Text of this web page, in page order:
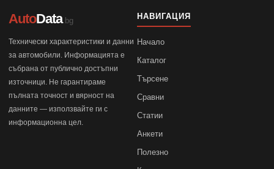
AutoData.bg
Технически характеристики и данни
за автомобили. Информацията е
събрана от публично достъпни
източници. Не гарантираме
пълната точност и вярност на
данните — използвайте ги с
информационна цел.
НАВИГАЦИЯ
Начало
Каталог
Търсене
Сравни
Статии
Анкети
Полезно